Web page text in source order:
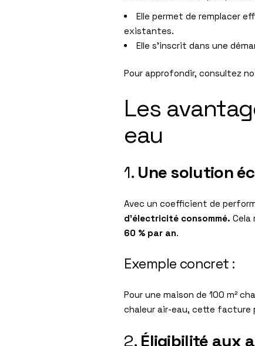
Elle permet de remplacer
existantes.
Elle s’inscrit dans une
Pour approfondir, consultez
Les
eau
1. Une solution
Avec un coefficient de
d’électricité consommé. Cela
60 % par an.
Exemple concret :
Pour une maison de 100 m²
chaleur air-eau, cette
2. Éligibilité aux